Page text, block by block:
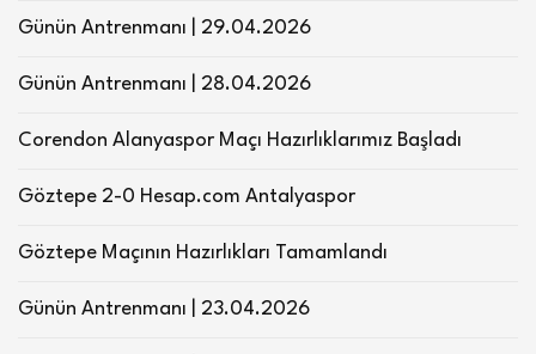
Günün Antrenmanı | 29.04.2026
Günün Antrenmanı | 28.04.2026
Corendon Alanyaspor Maçı Hazırlıklarımız Başladı
Göztepe 2-0 Hesap.com Antalyaspor
Göztepe Maçının Hazırlıkları Tamamlandı
Günün Antrenmanı | 23.04.2026